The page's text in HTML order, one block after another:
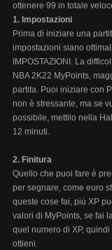
ottenere 99 in totale
1. Impostazioni
Prima di iniziare una
impostazioni siano
IMPOSTAZIONI. La
NBA 2K22 MyPoints,
partita. Puoi iniziare con
non è stressante, ma se
possibile, mettilo nella
12 minuti.
2. Finitura
Quello che puoi fare è
per segnare, come euro
queste cose fai, più XP
valori di MyPoints, se fai
quel numero di XP,
ottieni.